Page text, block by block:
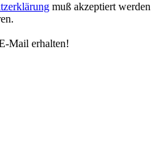
muß akzeptiert werden
Mail erhalten!